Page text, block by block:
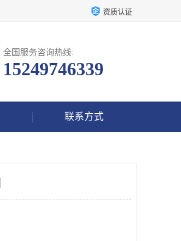
资质认证
全国服务咨询热线:
15249746339
联系方式